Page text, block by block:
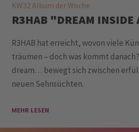
KW32 Album der Woche
R3HAB "DREAM INSIDE
R3HAB hat erreicht, wovon viele
träumen – doch was kommt
dream… bewegt sich zwischen
neuen Sehnsüchten.
MEHR LESEN